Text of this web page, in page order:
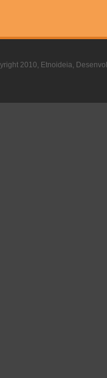
2010, Etnoideia,